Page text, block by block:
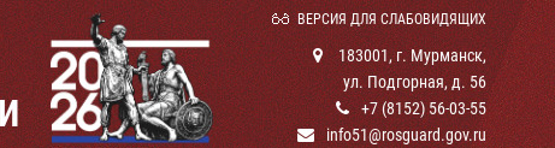
ВЕРСИЯ ДЛЯ СЛАБОВИДЯЩИХ
183001, г. Мурманск,
ул. Подгорная, д. 56
+7 (8152) 56-03-55
info51@rosguard.gov.ru